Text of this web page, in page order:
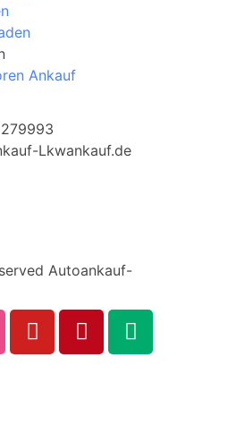
Ankauf
Lkwankauf.de
Autoankauf-